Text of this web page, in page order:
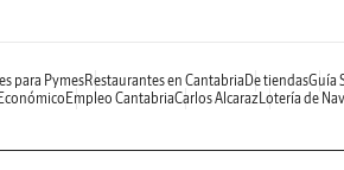
para PymesRestaurantes en Cantabria De tiendasGuía
Empleo CantabriaCarlos AlcarazLotería de